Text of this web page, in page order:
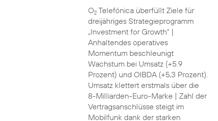
O2Telefónica überfüllt Ziele für
dreijähriges Strategieprogramm
„Investment for Growth“ |
Anhaltendes operatives
Momentum beschleunigt
Wachstum bei Umsatz (+5.9
Prozent) und OIBDA (+5,3 Prozent).
Umsatz klettert erstmals über die
8-Milliarden-Euro-Marke | Zahl der
Vertragsanschlüsse steigt im
Mobilfunk dank der starken